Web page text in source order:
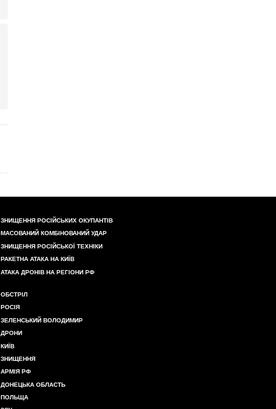
ЗНИЩЕННЯ РОСІЙСЬКИХ ОКУПАНТІВ
МАСОВАНИЙ КОМБІНОВАНИЙ УДАР
ЗНИЩЕННЯ РОСІЙСЬКОЇ ТЕХНІКИ
РАКЕТНА АТАКА НА КИЇВ
АТАКА ДРОНІВ НА РЕГІОНИ РФ
ОБСТРІЛ
РОСІЯ
ЗЕЛЕНСЬКИЙ ВОЛОДИМИР
ДРОНИ
КИЇВ
ЗНИЩЕННЯ
АРМІЯ РФ
ДОНЕЦЬКА ОБЛАСТЬ
ПОЛЬЩА